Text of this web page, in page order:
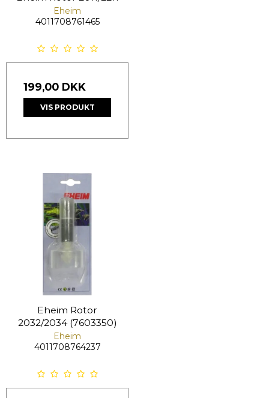
Eheim
4011708761465
199,00 DKK
VIS PRODUKT
Eheim Rotor
2032/2034 (7603350)
Eheim
4011708764237